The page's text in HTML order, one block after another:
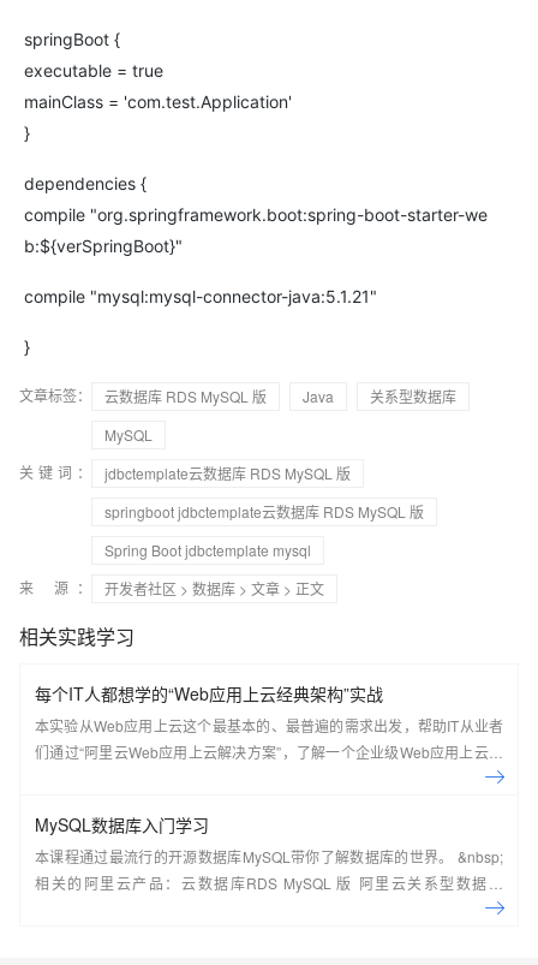
springBoot {
executable = true
mainClass = 'com.test.Application'
}
dependencies {
compile "org.springframework.boot:spring-boot-starter-we
b:${verSpringBoot}"
compile "mysql:mysql-connector-java:5.1.21"
}
文章标签： 云数据库 RDS MySQL 版 Java
关系型数据库
MySQL
关键词：
jdbctemplate云数据库 RDS MySQL 版
springboot jdbctemplate云数据库 RDS MySQL 版
Spring Boot jdbctemplate mysql
来 源：
开发者社区 > 数据库 > 文章 > 正文
相关实践学习
每个IT人都想学的“Web应用上云经典架构”实战
本实验从Web应用上云这个最基本的、最普遍的需求出发，帮助IT从业者
们通过“阿里云Web应用上云解决方案”，了解一个企业级Web应用上云的
MySQL数据库入门学习
本课程通过最流行的开源数据库MySQL带你了解数据库的世界。 &nbsp;
相关的阿里云产品：云数据库RDS MySQL 版 阿里云关系型数据库
RDS（Relational Database Service）是一种稳定可靠、可弹性伸缩的在